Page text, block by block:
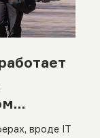
вроде IT